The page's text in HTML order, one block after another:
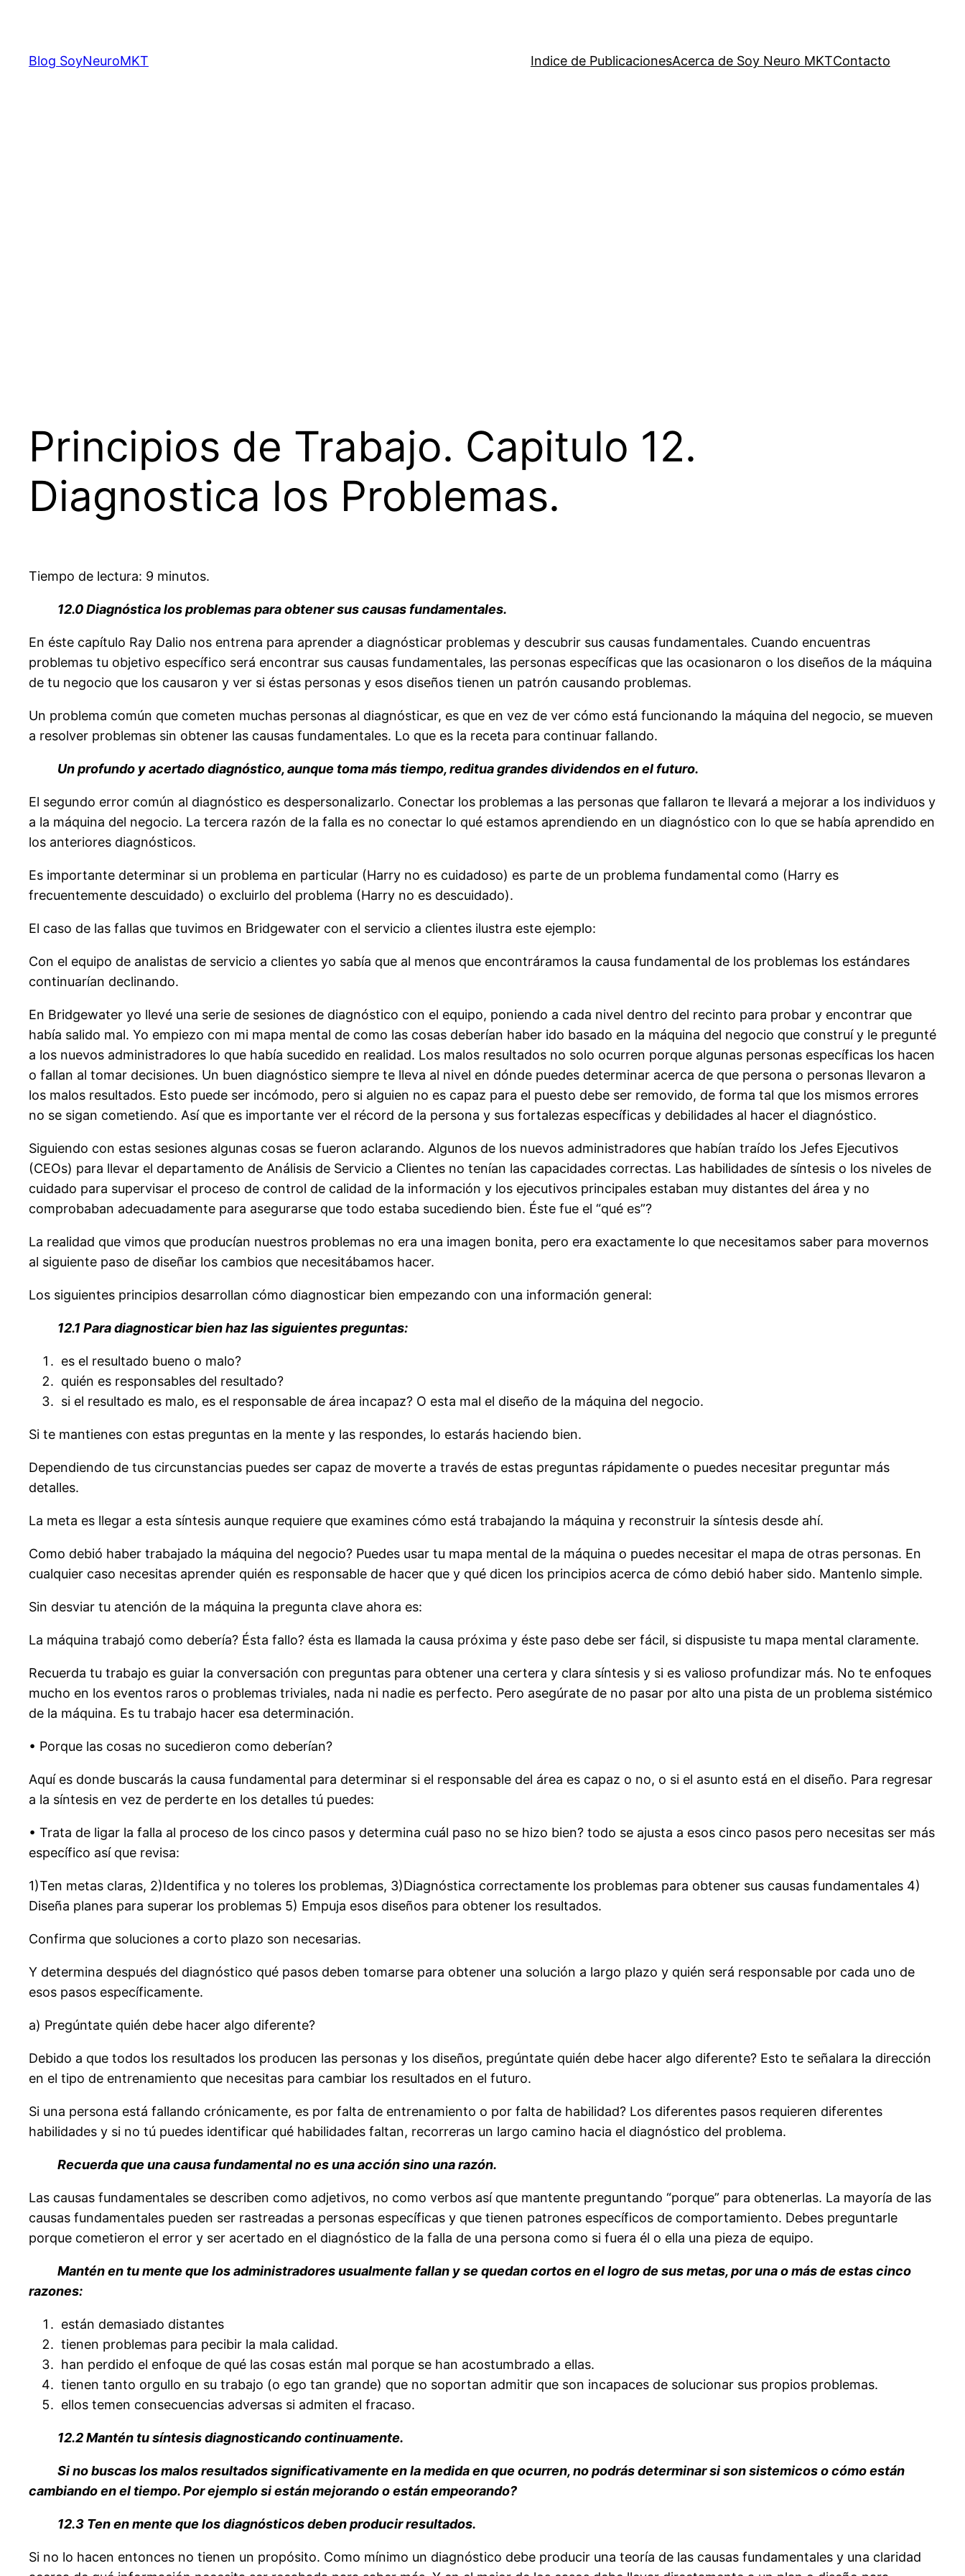
contenido
Blog SoyNeuroMKT Indice de PublicacionesAcerca de Soy Neuro MKTContacto
Principios de Trabajo. Capitulo 12.
Diagnostica los Problemas.
Tiempo de lectura: 9 minutos.
12.0 Diagnóstica los problemas para obtener sus causas fundamentales.
En éste capítulo Ray Dalio nos entrena para aprender a diagnósticar problemas y descubrir sus causas fundamentales. Cuando encuentras
problemas tu objetivo específico será encontrar sus causas fundamentales, las personas específicas que las ocasionaron o los diseños de la máquina
de tu negocio que los causaron y ver si éstas personas y esos diseños tienen un patrón causando problemas.
Un problema común que cometen muchas personas al diagnósticar, es que en vez de ver cómo está funcionando la máquina del negocio, se mueven
a resolver problemas sin obtener las causas fundamentales. Lo que es la receta para continuar fallando.
Un profundo y acertado diagnóstico, aunque toma más tiempo, reditua grandes dividendos en el futuro.
El segundo error común al diagnóstico es despersonalizarlo. Conectar los problemas a las personas que fallaron te llevará a mejorar a los individuos y
a la máquina del negocio. La tercera razón de la falla es no conectar lo qué estamos aprendiendo en un diagnóstico con lo que se había aprendido en
los anteriores diagnósticos.
Es importante determinar si un problema en particular (Harry no es cuidadoso) es parte de un problema fundamental como (Harry es
frecuentemente descuidado) o excluirlo del problema (Harry no es descuidado).
El caso de las fallas que tuvimos en Bridgewater con el servicio a clientes ilustra este ejemplo:
Con el equipo de analistas de servicio a clientes yo sabía que al menos que encontráramos la causa fundamental de los problemas los estándares
continuarían declinando.
En Bridgewater yo llevé una serie de sesiones de diagnóstico con el equipo, poniendo a cada nivel dentro del recinto para probar y encontrar que
había salido mal. Yo empiezo con mi mapa mental de como las cosas deberían haber ido basado en la máquina del negocio que construí y le pregunté
a los nuevos administradores lo que había sucedido en realidad. Los malos resultados no solo ocurren porque algunas personas específicas los hacen
o fallan al tomar decisiones. Un buen diagnóstico siempre te lleva al nivel en dónde puedes determinar acerca de que persona o personas llevaron a
los malos resultados. Esto puede ser incómodo, pero si alguien no es capaz para el puesto debe ser removido, de forma tal que los mismos errores
no se sigan cometiendo. Así que es importante ver el récord de la persona y sus fortalezas específicas y debilidades al hacer el diagnóstico.
Siguiendo con estas sesiones algunas cosas se fueron aclarando. Algunos de los nuevos administradores que habían traído los Jefes Ejecutivos
(CEOs) para llevar el departamento de Análisis de Servicio a Clientes no tenían las capacidades correctas. Las habilidades de síntesis o los niveles de
cuidado para supervisar el proceso de control de calidad de la información y los ejecutivos principales estaban muy distantes del área y no
comprobaban adecuadamente para asegurarse que todo estaba sucediendo bien. Éste fue el “qué es”?
La realidad que vimos que producían nuestros problemas no era una imagen bonita, pero era exactamente lo que necesitamos saber para movernos
al siguiente paso de diseñar los cambios que necesitábamos hacer.
Los siguientes principios desarrollan cómo diagnosticar bien empezando con una información general:
12.1 Para diagnosticar bien haz las siguientes preguntas:
es el resultado bueno o malo?
quién es responsables del resultado?
si el resultado es malo, es el responsable de área incapaz? O esta mal el diseño de la máquina del negocio.
Si te mantienes con estas preguntas en la mente y las respondes, lo estarás haciendo bien.
Dependiendo de tus circunstancias puedes ser capaz de moverte a través de estas preguntas rápidamente o puedes necesitar preguntar más
detalles.
La meta es llegar a esta síntesis aunque requiere que examines cómo está trabajando la máquina y reconstruir la síntesis desde ahí.
Como debió haber trabajado la máquina del negocio? Puedes usar tu mapa mental de la máquina o puedes necesitar el mapa de otras personas. En
cualquier caso necesitas aprender quién es responsable de hacer que y qué dicen los principios acerca de cómo debió haber sido. Mantenlo simple.
Sin desviar tu atención de la máquina la pregunta clave ahora es:
La máquina trabajó como debería? Ésta fallo? ésta es llamada la causa próxima y éste paso debe ser fácil, si dispusiste tu mapa mental claramente.
Recuerda tu trabajo es guiar la conversación con preguntas para obtener una certera y clara síntesis y si es valioso profundizar más. No te enfoques
mucho en los eventos raros o problemas triviales, nada ni nadie es perfecto. Pero asegúrate de no pasar por alto una pista de un problema sistémico
de la máquina. Es tu trabajo hacer esa determinación.
• Porque las cosas no sucedieron como deberían?
Aquí es donde buscarás la causa fundamental para determinar si el responsable del área es capaz o no, o si el asunto está en el diseño. Para regresar
a la síntesis en vez de perderte en los detalles tú puedes:
• Trata de ligar la falla al proceso de los cinco pasos y determina cuál paso no se hizo bien? todo se ajusta a esos cinco pasos pero necesitas ser más
específico así que revisa:
1)Ten metas claras, 2)Identifica y no toleres los problemas, 3)Diagnóstica correctamente los problemas para obtener sus causas fundamentales 4)
Diseña planes para superar los problemas 5) Empuja esos diseños para obtener los resultados.
Confirma que soluciones a corto plazo son necesarias.
Y determina después del diagnóstico qué pasos deben tomarse para obtener una solución a largo plazo y quién será responsable por cada uno de
esos pasos específicamente.
a) Pregúntate quién debe hacer algo diferente?
Debido a que todos los resultados los producen las personas y los diseños, pregúntate quién debe hacer algo diferente? Esto te señalara la dirección
en el tipo de entrenamiento que necesitas para cambiar los resultados en el futuro.
Si una persona está fallando crónicamente, es por falta de entrenamiento o por falta de habilidad? Los diferentes pasos requieren diferentes
habilidades y si no tú puedes identificar qué habilidades faltan, recorreras un largo camino hacia el diagnóstico del problema.
Recuerda que una causa fundamental no es una acción sino una razón.
Las causas fundamentales se describen como adjetivos, no como verbos así que mantente preguntando “porque” para obtenerlas. La mayoría de las
causas fundamentales pueden ser rastreadas a personas específicas y que tienen patrones específicos de comportamiento. Debes preguntarle
porque cometieron el error y ser acertado en el diagnóstico de la falla de una persona como si fuera él o ella una pieza de equipo.
Mantén en tu mente que los administradores usualmente fallan y se quedan cortos en el logro de sus metas, por una o más de estas cinco
razones:
están demasiado distantes
tienen problemas para pecibir la mala calidad.
han perdido el enfoque de qué las cosas están mal porque se han acostumbrado a ellas.
tienen tanto orgullo en su trabajo (o ego tan grande) que no soportan admitir que son incapaces de solucionar sus propios problemas.
ellos temen consecuencias adversas si admiten el fracaso.
12.2 Mantén tu síntesis diagnosticando continuamente.
Si no buscas los malos resultados significativamente en la medida en que ocurren, no podrás determinar si son sistemicos o cómo están
cambiando en el tiempo. Por ejemplo si están mejorando o están empeorando?
12.3 Ten en mente que los diagnósticos deben producir resultados.
Si no lo hacen entonces no tienen un propósito. Como mínimo un diagnóstico debe producir una teoría de las causas fundamentales y una claridad